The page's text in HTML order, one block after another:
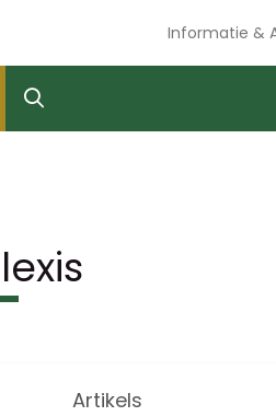
Informatie &
Artikels